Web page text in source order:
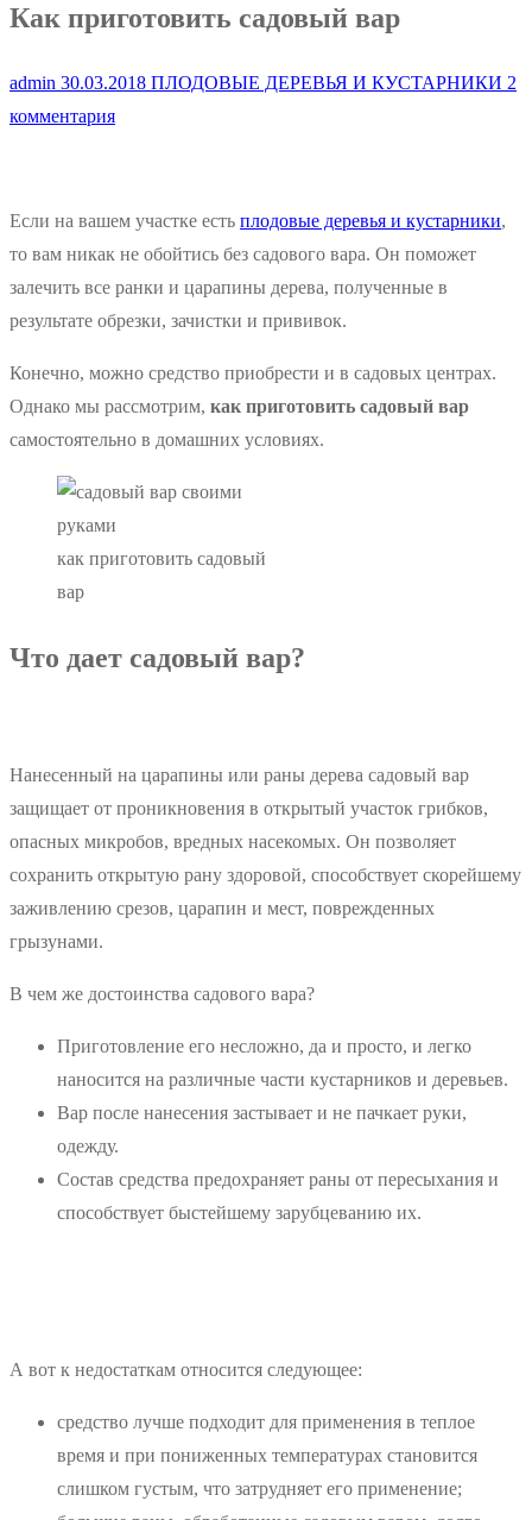
Как приготовить садовый вар
admin 30.03.2018 ПЛОДОВЫЕ ДЕРЕВЬЯ И КУСТАРНИКИ 2
комментария
Если на вашем участке есть плодовые деревья и кустарники,
то вам никак не обойтись без садового вара. Он поможет
залечить все ранки и царапины дерева, полученные в
результате обрезки, зачистки и прививок.
Конечно, можно средство приобрести и в садовых центрах.
Однако мы рассмотрим, как приготовить садовый вар
самостоятельно в домашних условиях.
как приготовить садовый
вар
Что дает садовый вар?
Нанесенный на царапины или раны дерева садовый вар
защищает от проникновения в открытый участок грибков,
опасных микробов, вредных насекомых. Он позволяет
сохранить открытую рану здоровой, способствует скорейшему
заживлению срезов, царапин и мест, поврежденных
грызунами.
В чем же достоинства садового вара?
Приготовление его несложно, да и просто, и легко
наносится на различные части кустарников и деревьев.
Вар после нанесения застывает и не пачкает руки,
одежду.
Состав средства предохраняет раны от пересыхания и
способствует быстейшему зарубцеванию их.
А вот к недостаткам относится следующее:
средство лучше подходит для применения в теплое
время и при пониженных температурах становится
слишком густым, что затрудняет его применение;